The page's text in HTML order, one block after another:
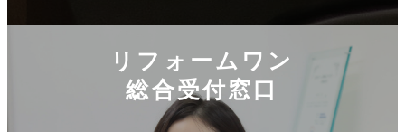
リフォームワン
総合受付窓口